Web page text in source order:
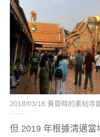
2018/03/18 黃昏時的素帖寺
但 2019 年根據清邁當